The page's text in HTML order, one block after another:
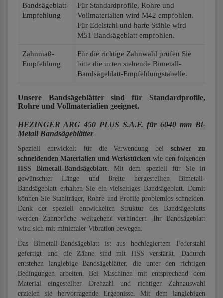
Bandsägeblatt-
Empfehlung
Für Standardprofile, Rohre und
Vollmaterialien wird M42 empfohlen.
Für Edelstahl und harte Stähle wird
M51 Bandsägeblatt empfohlen.
Zahnmaß-
Empfehlung
Für die richtige Zahnwahl prüfen Sie
bitte die unten stehende Bimetall-
Bandsägeblatt-Empfehlungstabelle.
Unsere Bandsägeblätter sind für Standardprofile,
Rohre und Vollmaterialien geeignet.
HEZINGER ARG 450 PLUS S.A.F. für 6040 mm Bi-
Metall Bandsägeblätter
Speziell entwickelt für die Verwendung beischwer zu
schneidenden Materialien und Werkstücken wie den folgenden
HSS Bimetall-Bandsägeblatt. Mit dem speziell für Sie in
gewünschter Länge und Breite hergestellten Bimetall-
Bandsägeblatt erhalten Sie ein vielseitiges Bandsägeblatt. Damit
können Sie Stahlträger, Rohre und Profile problemlos schneiden.
Dank der speziell entwickelten Struktur des Bandsägeblatts
werden Zahnbrüche weitgehend verhindert. Ihr Bandsägeblatt
wird sich mit minimaler Vibration bewegen.
Das Bimetall-Bandsägeblatt ist aus hochlegiertem Federstahl
gefertigt und die Zähne sind mit HSS verstärkt. Dadurch
entstehen langlebige Bandsägeblätter, die unter den richtigen
Bedingungen arbeiten. Bei Maschinen mit entsprechend dem
Material eingestellter Drehzahl und richtiger Zahnauswahl
erzielen sie hervorragende Ergebnisse. Mit dem langlebigen